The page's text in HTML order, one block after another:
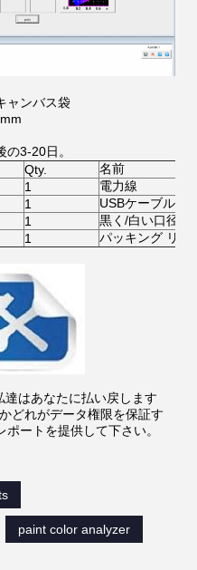
ャンバス袋
3-20日。
Qty.
名前
1
電力線
1
USBケーブル
1
黒く/白い口径測
1
パッキング リス
はあなたに払い戻します
どれがデータ権限を保証す
ートを提供して下さい。
paint color analyzer